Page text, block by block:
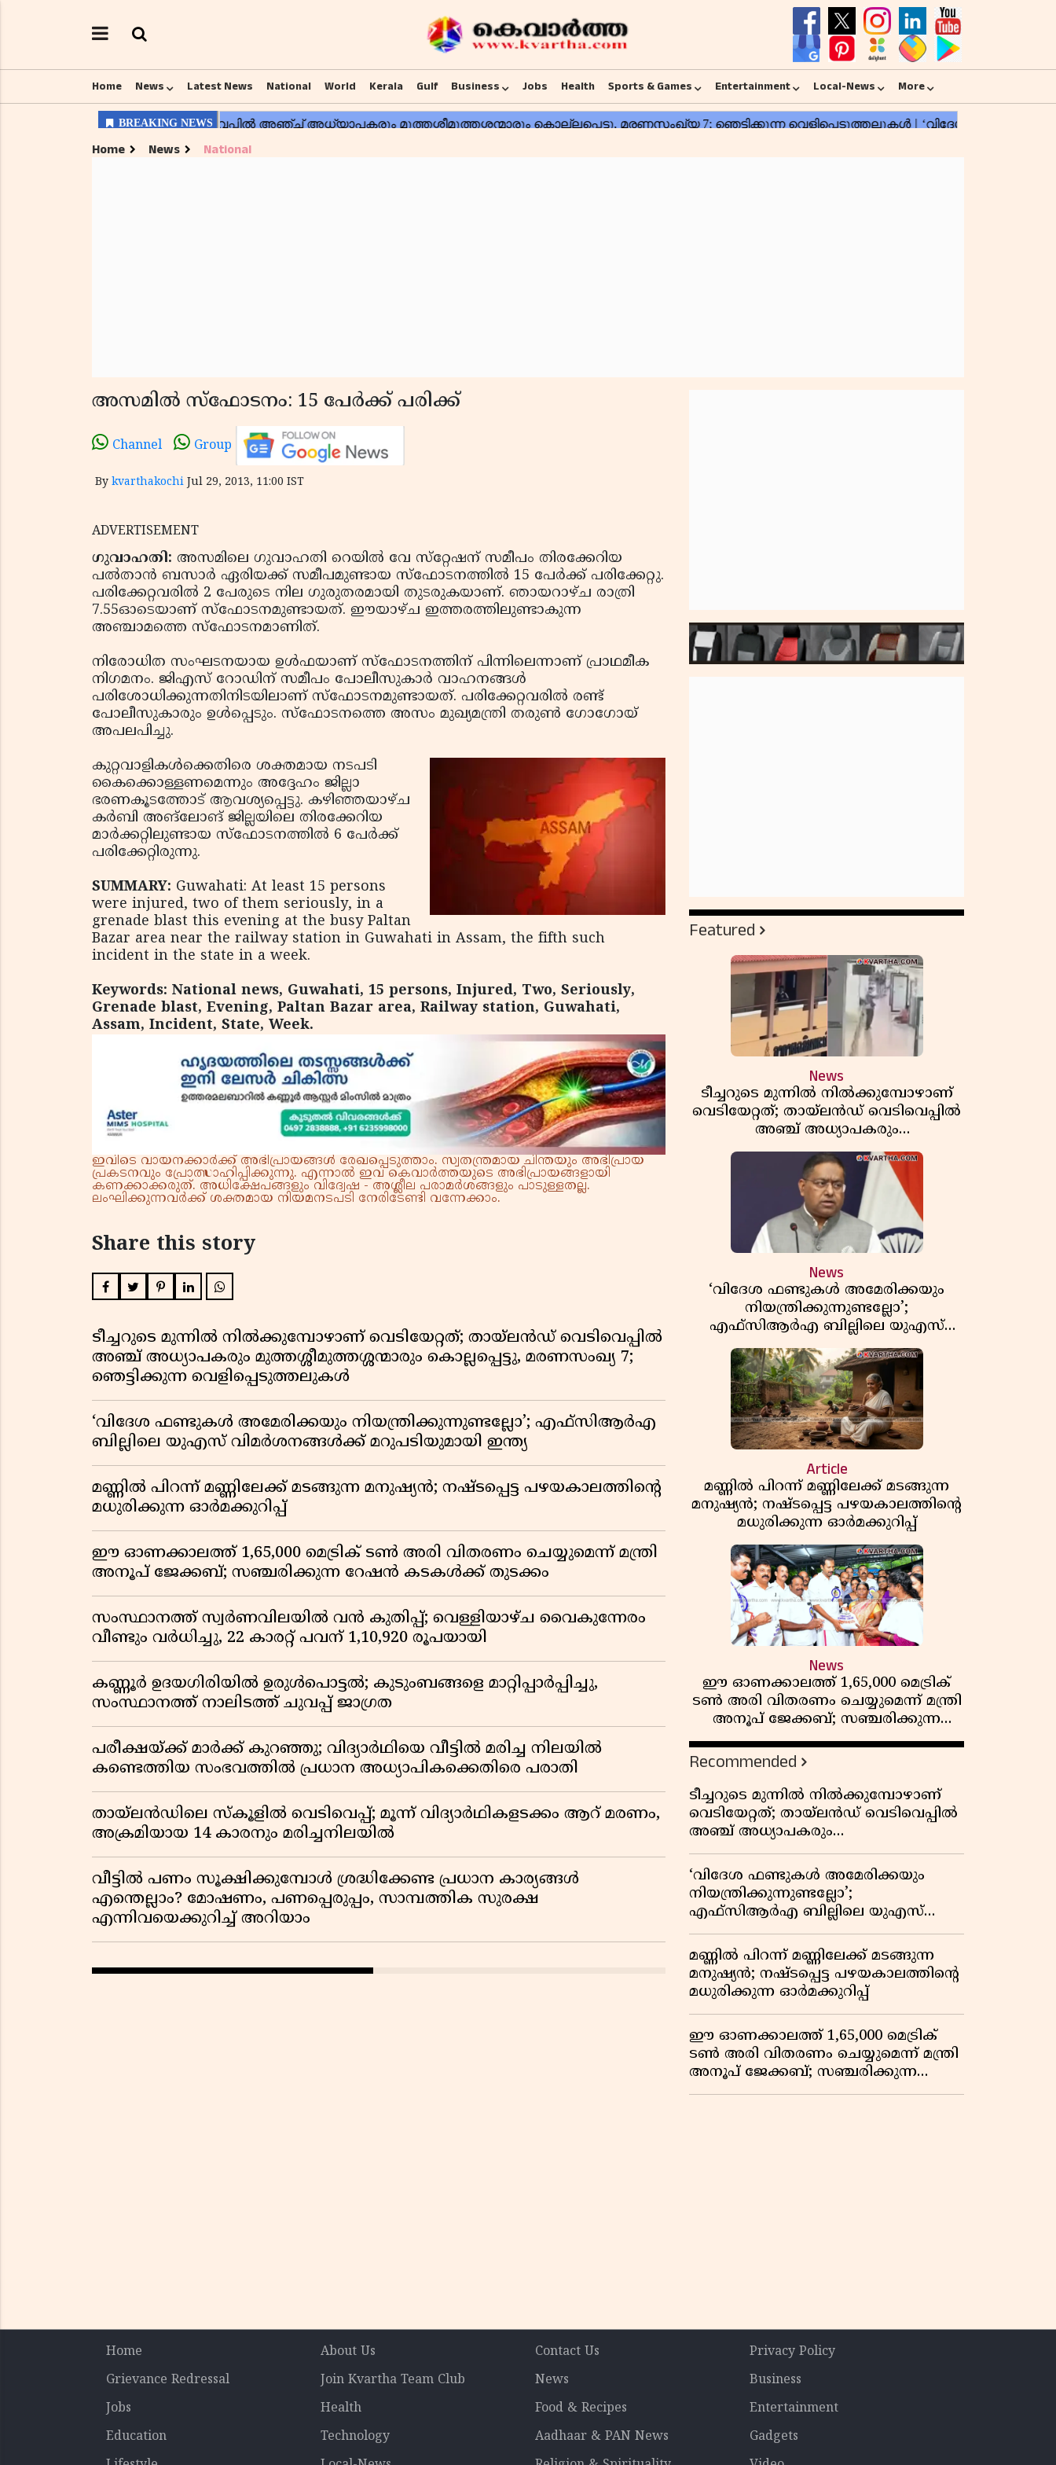
Home News Latest News National World Kerala Gulf Business Jobs Health Sports & Games Entertainment Local-News More
Home News National
അസമില്‍ സ്‌ഫോടനം: 15 പേര്‍ക്ക് പരിക്ക്
Channel Group
By kvarthakochi Jul 29, 2013, 11:00 IST
ADVERTISEMENT
ഗുവാഹതി: അസമിലെ ഗുവാഹതി റെയില്‍ വേ സ്‌റ്റേഷന് സമീപം തിരക്കേറിയ
പല്‍താന്‍ ബസാര്‍ ഏരിയക്ക് സമീപമുണ്ടായ സ്‌ഫോടനത്തില്‍ 15 പേര്‍ക്ക് പരിക്കേറ്റു.
പരിക്കേറ്റവരില്‍ 2 പേരുടെ നില ഗുരുതരമായി തുടരുകയാണ്. ഞായറാഴ്ച രാത്രി
7.55ഓടെയാണ് സ്‌ഫോടനമുണ്ടായത്. ഈയാഴ്ച ഇത്തരത്തിലുണ്ടാകുന്ന
അഞ്ചാമത്തെ സ്‌ഫോടനമാണിത്.
നിരോധിത സംഘടനയായ ഉള്‍ഫയാണ് സ്‌ഫോടനത്തിന് പിന്നിലെന്നാണ് പ്രാഥമീക
നിഗമനം. ജിഎസ് റോഡിന് സമീപം പോലീസുകാര്‍ വാഹനങ്ങള്‍
പരിശോധിക്കുന്നതിനിടയിലാണ് സ്‌ഫോടനമുണ്ടായത്. പരിക്കേറ്റവരില്‍ രണ്ട്
പോലീസുകാരും ഉള്‍പ്പെടും. സ്‌ഫോടനത്തെ അസം മുഖ്യമന്ത്രി തരുണ്‍ ഗോഗോയ്
അപലപിച്ചു.
കുറ്റവാളികള്‍ക്കെതിരെ ശക്തമായ നടപടി
കൈക്കൊള്ളണമെന്നും അദ്ദേഹം ജില്ലാ
ഭരണകൂടത്തോട് ആവശ്യപ്പെട്ടു. കഴിഞ്ഞയാഴ്ച
കര്‍ബി അങ്‌ലോങ് ജില്ലയിലെ തിരക്കേറിയ
മാര്‍ക്കറ്റിലുണ്ടായ സ്‌ഫോടനത്തില്‍ 6 പേര്‍ക്ക്
പരിക്കേറ്റിരുന്നു.
SUMMARY: Guwahati: At least 15 persons
were injured, two of them seriously, in a
grenade blast this evening at the busy Paltan
Bazar area near the railway station in Guwahati in Assam, the fifth such
incident in the state in a week.
Keywords: National news, Guwahati, 15 persons, Injured, Two, Seriously,
Grenade blast, Evening, Paltan Bazar area, Railway station, Guwahati,
Assam, Incident, State, Week.
ഇവിടെ വായനക്കാർക്ക് അഭിപ്രായങ്ങൾ രേഖപ്പെടുത്താം. സ്വതന്ത്രമായ ചിന്തയും അഭിപ്രായ
പ്രകടനവും പ്രോത്സാഹിപ്പിക്കുന്നു. എന്നാൽ ഇവ കെവാർത്തയുടെ അഭിപ്രായങ്ങളായി
കണക്കാക്കരുത്. അധിക്ഷേപങ്ങളും വിദ്വേഷ - അശ്ലീല പരാമർശങ്ങളും പാടുള്ളതല്ല.
ലംഘിക്കുന്നവർക്ക് ശക്തമായ നിയമനടപടി നേരിടേണ്ടി വന്നേക്കാം.
Share this story
ടീച്ചറുടെ മുന്നിൽ നിൽക്കുമ്പോഴാണ് വെടിയേറ്റത്; തായ്‌ലൻഡ് വെടിവെപ്പിൽ
അഞ്ച് അധ്യാപകരും മുത്തശ്ശീമുത്തശ്ശന്മാരും കൊല്ലപ്പെട്ടു, മരണസംഖ്യ 7;
ഞെട്ടിക്കുന്ന വെളിപ്പെടുത്തലുകൾ
‘വിദേശ ഫണ്ടുകൾ അമേരിക്കയും നിയന്ത്രിക്കുന്നുണ്ടല്ലോ’; എഫ്സിആർഎ
ബില്ലിലെ യുഎസ് വിമർശനങ്ങൾക്ക് മറുപടിയുമായി ഇന്ത്യ
മണ്ണിൽ പിറന്ന് മണ്ണിലേക്ക് മടങ്ങുന്ന മനുഷ്യൻ; നഷ്ടപ്പെട്ട പഴയകാലത്തിൻ്റെ
മധുരിക്കുന്ന ഓർമക്കുറിപ്പ്
ഈ ഓണക്കാലത്ത് 1,65,000 മെട്രിക് ടൺ അരി വിതരണം ചെയ്യുമെന്ന് മന്ത്രി
അനൂപ് ജേക്കബ്; സഞ്ചരിക്കുന്ന റേഷൻ കടകൾക്ക് തുടക്കം
സംസ്ഥാനത്ത് സ്വർണവിലയിൽ വൻ കുതിപ്പ്; വെള്ളിയാഴ്ച വൈകുന്നേരം
വീണ്ടും വർധിച്ചു, 22 കാരറ്റ് പവന് 1,10,920 രൂപയായി
കണ്ണൂർ ഉദയഗിരിയിൽ ഉരുൾപൊട്ടൽ; കുടുംബങ്ങളെ മാറ്റിപ്പാർപ്പിച്ചു,
സംസ്ഥാനത്ത് നാലിടത്ത് ചുവപ്പ് ജാഗ്രത
പരീക്ഷയ്ക്ക് മാർക്ക് കുറഞ്ഞു; വിദ്യാർഥിയെ വീട്ടിൽ മരിച്ച നിലയിൽ
കണ്ടെത്തിയ സംഭവത്തിൽ പ്രധാന അധ്യാപികക്കെതിരെ പരാതി
തായ്‌ലൻഡിലെ സ്‌കൂളിൽ വെടിവെപ്പ്; മൂന്ന് വിദ്യാർഥികളടക്കം ആറ് മരണം,
അക്രമിയായ 14 കാരനും മരിച്ചനിലയിൽ
വീട്ടിൽ പണം സൂക്ഷിക്കുമ്പോൾ ശ്രദ്ധിക്കേണ്ട പ്രധാന കാര്യങ്ങൾ
എന്തെല്ലാം? മോഷണം, പണപ്പെരുപ്പം, സാമ്പത്തിക സുരക്ഷ
എന്നിവയെക്കുറിച്ച് അറിയാം
Featured
News
ടീച്ചറുടെ മുന്നിൽ നിൽക്കുമ്പോഴാണ്
വെടിയേറ്റത്; തായ്‌ലൻഡ് വെടിവെപ്പിൽ
അഞ്ച് അധ്യാപകരും
മുത്തശ്ശീമുത്തശ്ശന്മാരും കൊല്ലപ്പെട്ടു,
മരണസംഖ്യ 7; ഞെട്ടിക്കുന്ന
വെളിപ്പെടുത്തലുകൾ
News
‘വിദേശ ഫണ്ടുകൾ അമേരിക്കയും
നിയന്ത്രിക്കുന്നുണ്ടല്ലോ’;
എഫ്സിആർഎ ബില്ലിലെ യുഎസ്
വിമർശനങ്ങൾക്ക് മറുപടിയുമായി ഇന്ത്യ
Article
മണ്ണിൽ പിറന്ന് മണ്ണിലേക്ക് മടങ്ങുന്ന
മനുഷ്യൻ; നഷ്ടപ്പെട്ട പഴയകാലത്തിൻ്റെ
മധുരിക്കുന്ന ഓർമക്കുറിപ്പ്
News
ഈ ഓണക്കാലത്ത് 1,65,000 മെട്രിക്
ടൺ അരി വിതരണം ചെയ്യുമെന്ന് മന്ത്രി
അനൂപ് ജേക്കബ്; സഞ്ചരിക്കുന്ന
റേഷൻ കടകൾക്ക് തുടക്കം
Recommended
ടീച്ചറുടെ മുന്നിൽ നിൽക്കുമ്പോഴാണ്
വെടിയേറ്റത്; തായ്‌ലൻഡ് വെടിവെപ്പിൽ
അഞ്ച് അധ്യാപകരും
മുത്തശ്ശീമുത്തശ്ശന്മാരും കൊല്ലപ്പെട്ടു,
മരണസംഖ്യ 7; ഞെട്ടിക്കുന്ന
വെളിപ്പെടുത്തലുകൾ
‘വിദേശ ഫണ്ടുകൾ അമേരിക്കയും
നിയന്ത്രിക്കുന്നുണ്ടല്ലോ’;
എഫ്സിആർഎ ബില്ലിലെ യുഎസ്
വിമർശനങ്ങൾക്ക് മറുപടിയുമായി ഇന്ത്യ
മണ്ണിൽ പിറന്ന് മണ്ണിലേക്ക് മടങ്ങുന്ന
മനുഷ്യൻ; നഷ്ടപ്പെട്ട പഴയകാലത്തിൻ്റെ
മധുരിക്കുന്ന ഓർമക്കുറിപ്പ്
ഈ ഓണക്കാലത്ത് 1,65,000 മെട്രിക്
ടൺ അരി വിതരണം ചെയ്യുമെന്ന് മന്ത്രി
അനൂപ് ജേക്കബ്; സഞ്ചരിക്കുന്ന
റേഷൻ കടകൾക്ക് തുടക്കം
Home About Us Contact Us
Privacy Policy
Grievance Redressal
Join Kvartha Team Club News
Business
Jobs
Health Food & Recipes
Entertainment
Education
Technology Aadhaar & PAN News
Gadgets